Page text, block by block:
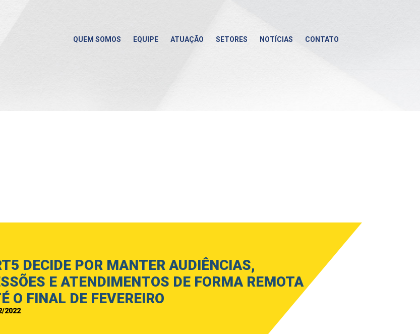
QUEM SOMOS EQUIPE ATUAÇÃO SETORES NOTÍCIAS CONTATO
DECIDE POR MANTER AUDIÊNCIAS,
E ATENDIMENTOS DE FORMA REMOTA
O FINAL DE FEVEREIRO
2022